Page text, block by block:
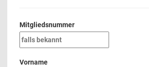
Mitgliedsnummer
Vorname